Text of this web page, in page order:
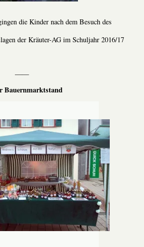
die Kinder nach dem Besuch des
der Kräuter-AG im Schuljahr 2016/17
——
Bauernmarktstand